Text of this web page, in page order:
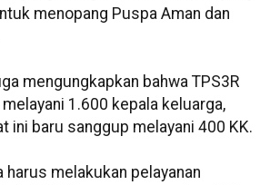
menopang Puspa Aman dan
mengungkapkan bahwa TPS3R
1.600 kepala keluarga,
ini baru sanggup melayani 400 KK.
harus melakukan pelayanan